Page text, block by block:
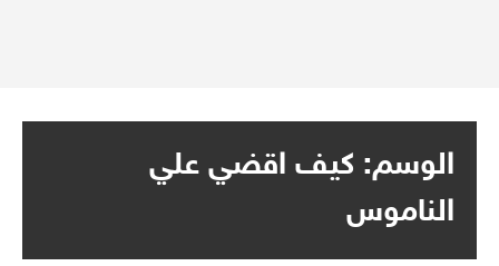
الوسم: كيف اقضي علي
الناموس